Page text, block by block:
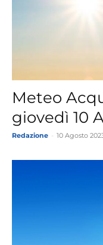
Meteo
giovedì 10
Redazione 10 Agosto